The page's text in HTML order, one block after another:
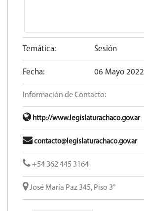
Temática: Sesión
Fecha: 06 Mayo 2022
Información de Contacto:
http://www.legislaturachaco.gov.ar
contacto@legislaturachaco.gov.ar
+54 362 445 3164
José María Paz 345, Piso 3°